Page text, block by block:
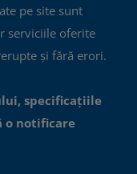
pe site sunt
serviciile oferite
și fără erori.
specificațiile
o notificare